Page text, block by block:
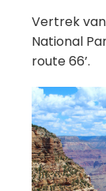
Vertrek
National
route 66’.